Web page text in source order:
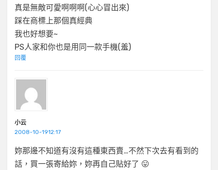
真是無敵可愛啊啊啊(心心冒出來)
踩在商標上那個真經典
我也好想要~
PS人家和你也是用同一款手機(羞)
回覆
小云
2008-10-1912:17
妳那邊不知道有沒有這種東西賣…不然下次去有看到的
話，買一張寄給妳，妳再自己貼好了 😛